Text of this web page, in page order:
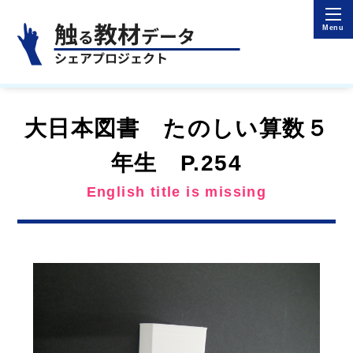
大日本図書 たのしい算数５
年生 P.254
English title is missing